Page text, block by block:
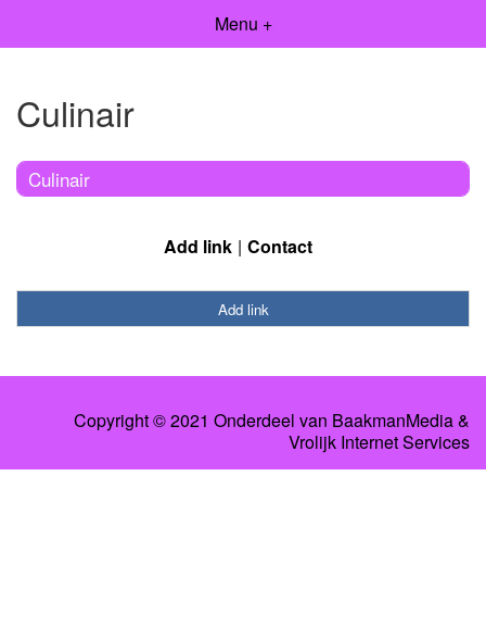
Menu +
Culinair
Culinair
Add link Contact
Add link
Copyright © 2021 Onderdeel van BaakmanMedia&
Vrolijk Internet Services